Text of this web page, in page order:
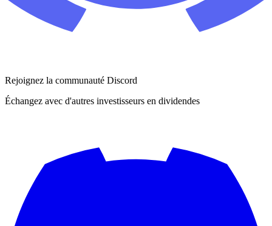
Rejoignez la communauté Discord
Échangez avec d'autres investisseurs en dividendes